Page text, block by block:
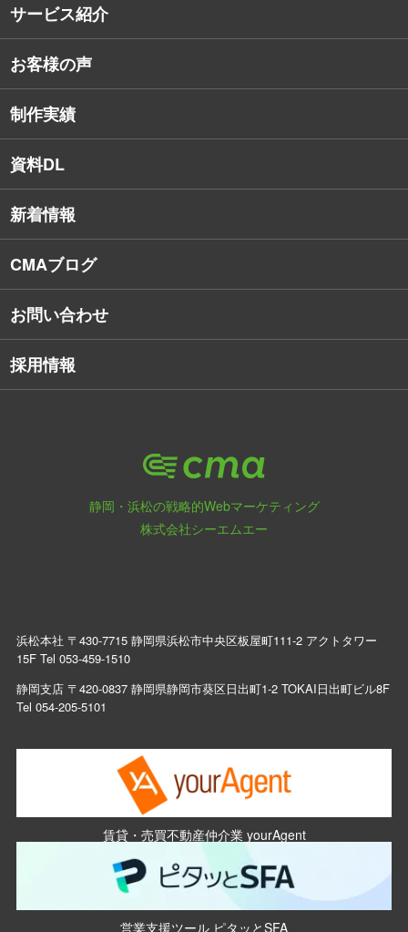
デザイナー・エンジニア紹介
社員保有資格
サービス紹介
戦略的Webサイト制作
インターネット広告
SEO対策
Webアプリケーション開発
お客様の声
制作実績
資料DL
新着情報
CMAブログ
お問い合わせ
採用情報
静岡・浜松の戦略的Webマーケティング
株式会社シーエムエー
浜松本社 〒430-7715 静岡県浜松市中央区板屋町111-2 アクトタワー
15F Tel 053-459-1510
静岡支店 〒420-0837 静岡県静岡市葵区日出町1-2 TOKAI日出町ビル8F
Tel 054-205-5101
賃貸・売買不動産仲介業 yourAgent
営業支援ツール ピタッとSFA